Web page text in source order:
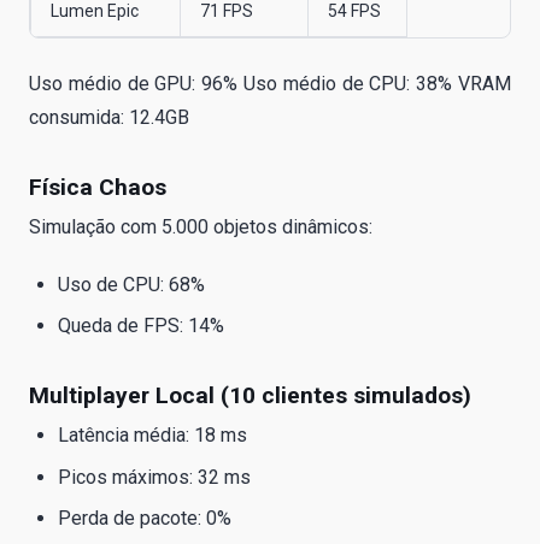
Lumen Epic 71 FPS 54 FPS
Uso médio de GPU: 96% Uso médio de CPU: 38% VRAM
consumida: 12.4GB
Física Chaos
Simulação com 5.000 objetos dinâmicos:
Uso de CPU: 68%
Queda de FPS: 14%
Multiplayer Local (10 clientes simulados)
Latência média: 18 ms
Picos máximos: 32 ms
Perda de pacote: 0%